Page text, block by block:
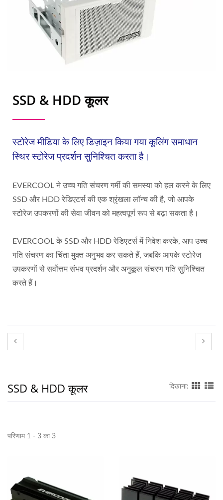
SSD & HDD कूलर
स्टोरेज मीडिया के लिए डिज़ाइन किया गया कूलिंग समाधान
स्थिर स्टोरेज प्रदर्शन सुनिश्चित करता है।
EVERCOOL ने उच्च गति संचरण गर्मी की समस्या को हल करने के लिए
SSD और HDD रेडिएटर्स की एक श्रृंखला लॉन्च की है, जो आपके
स्टोरेज उपकरणों की सेवा जीवन को महत्वपूर्ण रूप से बढ़ा सकता है।
EVERCOOL के SSD और HDD रेडिएटर्स में निवेश करके, आप उच्च
गति संचरण का चिंता मुक्त अनुभव कर सकते हैं, जबकि आपके स्टोरेज
उपकरणों से सर्वोत्तम संभव प्रदर्शन और अनुकूल संचरण गति सुनिश्चित
करते हैं।
SSD & HDD कूलर दिखाना:
परिणाम 1 - 3 का 3